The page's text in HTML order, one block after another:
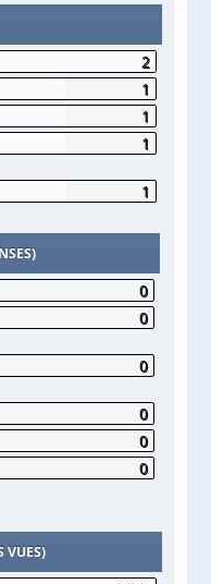
2
1
1
1
1
0
0
0
0
0
0
VUES)